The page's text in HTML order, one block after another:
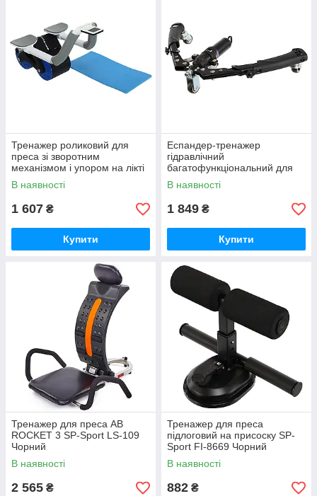
Тренажер роликовий для
преса зі зворотним
механізмом і упором на лікті
SP-Sport AB ROLLER FI-9375
Чорний-синій
В наявності
1 607 ₴
Купити
Еспандер-тренажер
гідравлічний
багатофункціональний для
грудей рук і преса
гідравлічний важіль SP-Sport
TA-9955
В наявності
1 849 ₴
Купити
Тренажер для преса AB
ROCKET 3 SP-Sport LS-109
Чорний
В наявності
2 565 ₴
Тренажер для преса
підлоговий на присоску SP-
Sport FI-8669 Чорний
В наявності
882 ₴